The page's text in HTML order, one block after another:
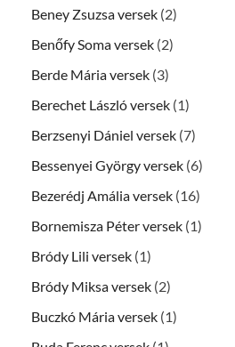
Beney Zsuzsa versek (2)
Benőfy Soma versek (2)
Berde Mária versek (3)
Berechet László versek (1)
Berzsenyi Dániel versek (7)
Bessenyei György versek (6)
Bezerédj Amália versek (16)
Bornemisza Péter versek (1)
Bródy Lili versek (1)
Bródy Miksa versek (2)
Buczkó Mária versek (1)